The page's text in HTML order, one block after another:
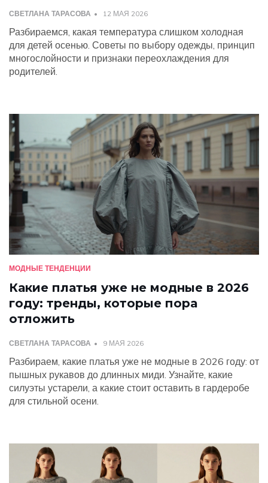
СВЕТЛАНА ТАРАСОВА 12 МАЯ 2026
Разбираемся, какая температура слишком холодная
для детей осенью. Советы по выбору одежды, принцип
многослойности и признаки переохлаждения для
родителей.
МОДНЫЕ ТЕНДЕНЦИИ
Какие платья уже не модные в 2026
году: тренды, которые пора
отложить
СВЕТЛАНА ТАРАСОВА 9 МАЯ 2026
Разбираем, какие платья уже не модные в 2026 году: от
пышных рукавов до длинных миди. Узнайте, какие
силуэты устарели, а какие стоит оставить в гардеробе
для стильной осени.